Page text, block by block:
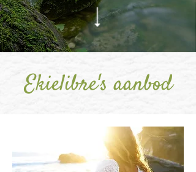
Ekielibre's aanbod